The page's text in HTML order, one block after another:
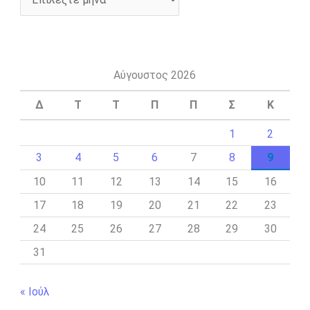
Αύγουστος 2026
Δ Τ Τ Π Π Σ Κ
1
2
3
4 5 6 7 8
9
10
11 12 13 14 15
16
17
18 19 20 21 22
23
24
25 26 27 28 29
30
31
« Ιούλ